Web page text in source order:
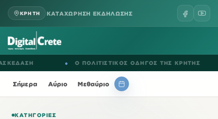
ΚΡΗΤΗ ΚΑΤΑΧΩΡΗΣΗ ΕΚΔΗΛΩΣΗΣ
Ο ΠΟΛΙΤΙΣΤΙΚΟΣ ΟΔΗΓΟΣ ΤΗΣ ΚΡΗΤΗΣ
Σήμερα Αύριο Μεθαύριο
ΚΑΤΗΓΟΡΊΕΣ